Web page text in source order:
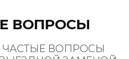
ВОПРОСЫ
ЧАСТЫЕ ВОПРОСЫ